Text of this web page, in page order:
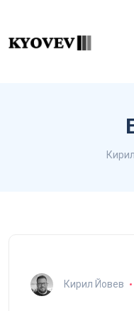
Кирил Йовев